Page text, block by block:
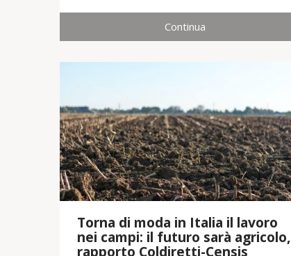
Continua
Torna di moda in Italia il lavoro
nei campi: il futuro sarà agricolo,
rapporto Coldiretti-Censis